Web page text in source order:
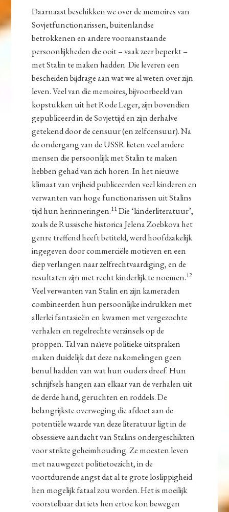
Daarnaast beschikken we over de memoires van
Sovjetfunctionarissen, buitenlandse
betrokkenen en andere vooraanstaande
persoonlijkheden die ooit – vaak zeer beperkt –
met Stalin te maken hadden. Die leveren een
bescheiden bijdrage aan wat we al weten over zijn
leven. Veel van die memoires, bijvoorbeeld van
kopstukken uit het Rode Leger, zijn bovendien
gepubliceerd in de Sovjettijd en zijn derhalve
getekend door de censuur (en zelfcensuur). Na
de ondergang van de USSR lieten veel andere
mensen die persoonlijk met Stalin te maken
hebben gehad van zich horen. In het nieuwe
klimaat van vrijheid publiceerden veel kinderen en
verwanten van hoge functionarissen uit Stalins
tijd hun herinneringen.11 Die ‘kinderliteratuur’,
zoals de Russische historica Jelena Zoebkova het
genre treffend heeft betiteld, werd hoofdzakelijk
ingegeven door commerciële motieven en een
diep verlangen naar zelfrechtvaardiging, en de
resultaten zijn met recht kinderlijk te noemen.12
Veel verwanten van Stalin en zijn kameraden
combineerden hun persoonlijke indrukken met
allerlei fantasieën en kwamen met vergezochte
verhalen en regelrechte verzinsels op de
proppen. Tal van naïeve politieke uitspraken
maken duidelijk dat deze nakomelingen geen
benul hadden van wat hun ouders dreef. Hun
schrijfsels hangen aan elkaar van de verhalen uit
de derde hand, geruchten en roddels. De
belangrijkste overweging die afdoet aan de
potentiële waarde van deze literatuur ligt in de
obsessieve aandacht van Stalins ondergeschikten
voor strikte geheimhouding. Ze moesten leven
met nauwgezet politietoezicht, in de
voortdurende angst dat al te grote loslippigheid
hen mogelijk fataal zou worden. Het is moeilijk
voorstelbaar dat iets hen ertoe kon bewegen